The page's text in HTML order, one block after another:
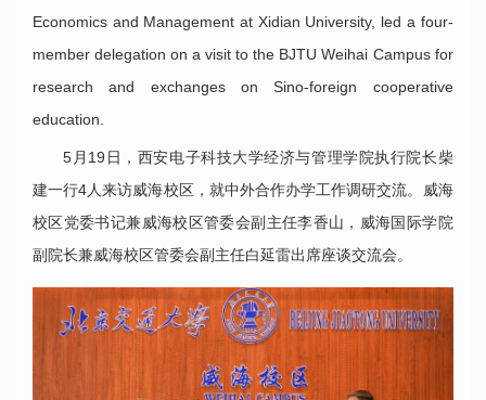
Economics and Management at Xidian University, led a four-
member delegation on a visit to the BJTU Weihai Campus for
research and exchanges on Sino-foreign cooperative
education.
5月19日，西安电子科技大学经济与管理学院执行院长柴
建一行4人来访威海校区，就中外合作办学工作调研交流。威海
校区党委书记兼威海校区管委会副主任李香山，威海国际学院
副院长兼威海校区管委会副主任白延雷出席座谈交流会。